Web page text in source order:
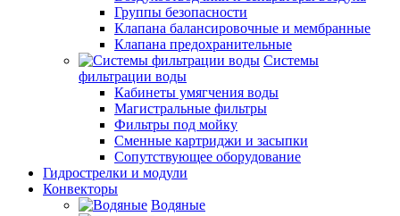
Группы безопасности
Клапана балансировочные и мембранные
Клапана предохранительные
Системы
фильтрации воды
Кабинеты умягчения воды
Магистральные фильтры
Фильтры под мойку
Сменные картриджи и засыпки
Сопутствующее оборудование
Гидрострелки и модули
Конвекторы
Водяные